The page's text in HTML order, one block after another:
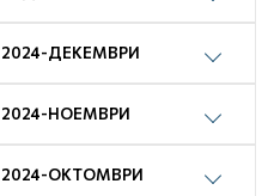
2024-ДЕКЕМВРИ
2024-НОЕМВРИ
2024-ОКТОМВРИ